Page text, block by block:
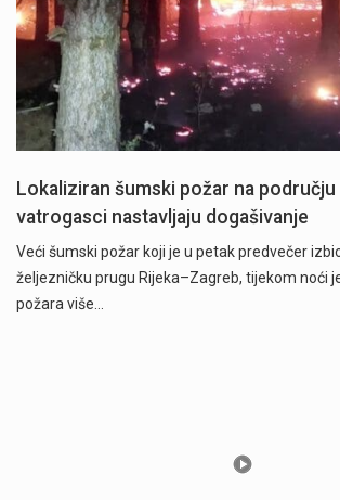
Lokaliziran šumski požar na području
vatrogasci nastavljaju dogašivanje
Veći šumski požar koji je u petak predvečer
željezničku prugu Rijeka–Zagreb, tijekom noći
požara više…